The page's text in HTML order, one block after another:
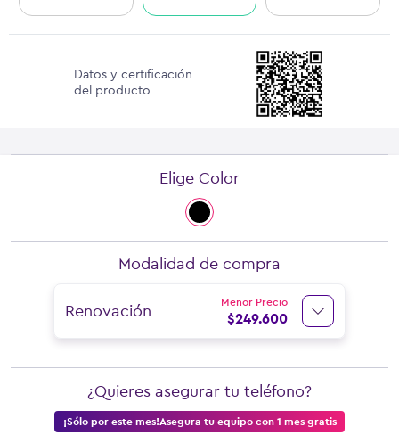
Datos y certificación
del producto
Elige Color
Modalidad de compra
Renovación Menor Precio
$249.600
¡Sólo por este mes!Asegura tu equipo con 1 mes gratis
¿Quieres asegurar tu teléfono?